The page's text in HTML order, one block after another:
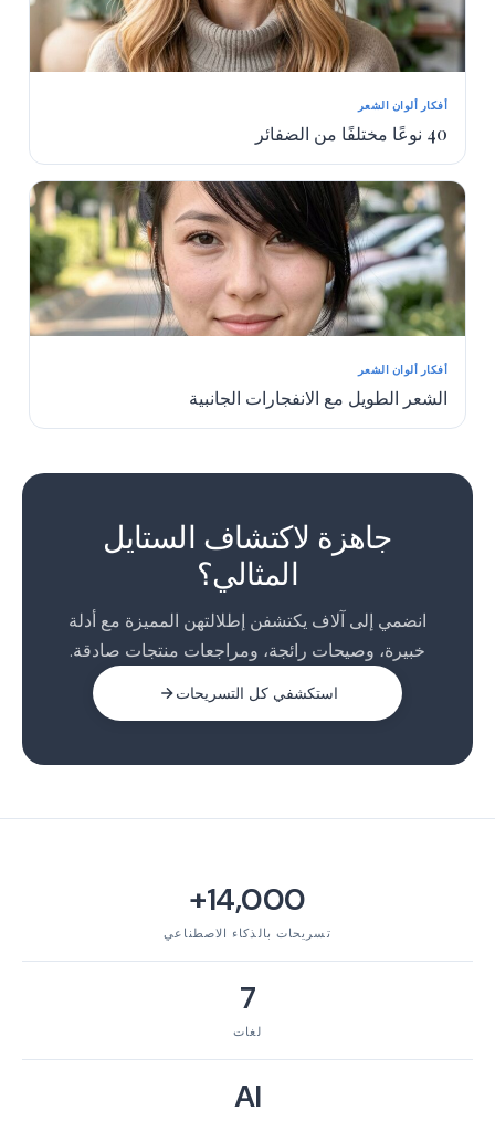
أفكار ألوان الشعر
40 نوعًا مختلفًا من الضفائر
أفكار ألوان الشعر
الشعر الطويل مع الانفجارات الجانبية
جاهزة لاكتشاف الستايل
المثالي؟
انضمي إلى آلاف يكتشفن إطلالتهن المميزة مع أدلة
خبيرة، وصيحات رائجة، ومراجعات منتجات صادقة.
استكشفي كل التسريحات
14,000+
تسريحات بالذكاء الاصطناعي
7
لغات
AI